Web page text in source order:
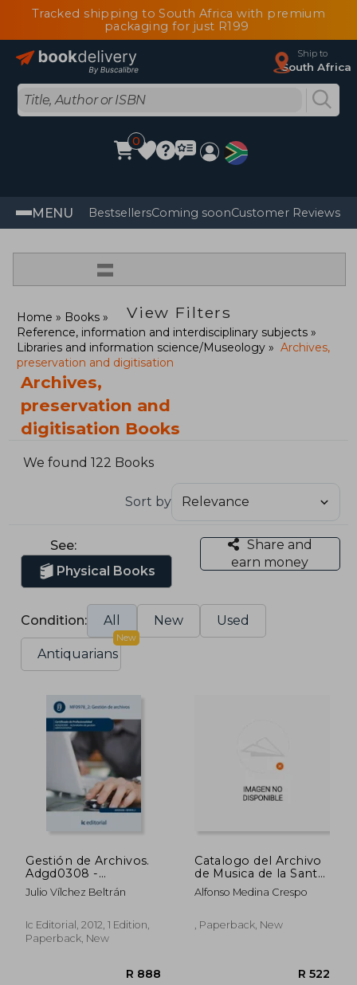
Tracked shipping to South Africa with premium
packaging for just R199
Ship to
South Africa
0
MENU BestsellersComing soonCustomer Reviews
=
View Filters
Home
Books
Reference, information and interdisciplinary subjects
Libraries and information science/Museology
Archives,
preservation and digitisation
Archives,
preservation and
digitisation Books
We found 122 Books
Sort by
See:
Physical Books
Share and
earn money
Condition: All New Used
Antiquarians
New
Gestión de Archivos.
Adgd0308 -
Actividades de
Gestión
Spanish)
Julio Vílchez Beltrán
Ic Editorial, 2012, 1 Edition,
Paperback, New
Catalogo del Archivo
de Musica de la Santa
Iglesia Catedral de
Jaen. 1ª Edicion (in
Alfonso Medina Crespo
, Paperback, New